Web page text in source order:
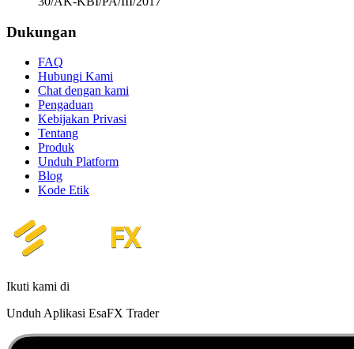
Dukungan
FAQ
Hubungi Kami
Chat dengan kami
Pengaduan
Kebijakan Privasi
Tentang
Produk
Unduh Platform
Blog
Kode Etik
Ikuti kami di
Unduh Aplikasi EsaFX Trader